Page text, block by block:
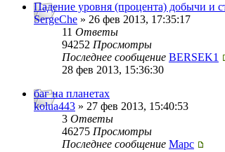
Падение уровня (процента) добычи и
SergeChe » 26 фев 2013, 17:35:17
11 Ответы
94252 Просмотры
Последнее сообщение BERSEK1
28 фев 2013, 15:36:30
баг на планетах
kolua443 » 27 фев 2013, 15:40:53
3 Ответы
46275 Просмотры
Последнее сообщение Mapc